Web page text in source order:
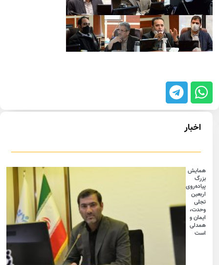
اخبار
همایش
بزرگ
پیاده‌روی
اربعین
تجلی
وحدت،
ایمان و
همدلی
است